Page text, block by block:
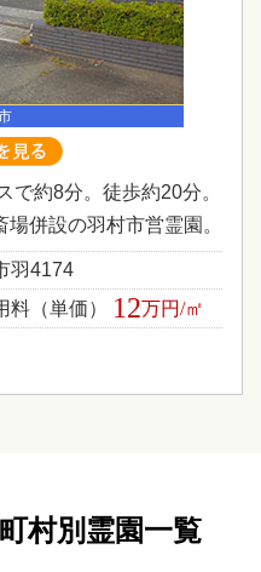
で約8分。徒歩約20分。
併設の羽村市営霊園。
羽4174
料（単価） 12万円/㎡
村別霊園一覧